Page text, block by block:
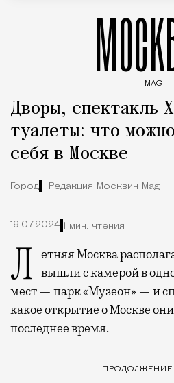
MAG
Дворы, спектакль
туалеты: что
себя в Москве
Город Редакция Москвич Mag
19.07.2024 1 мин. чтения
Летняя Москва располагает к прогулкам. Мы вышли с камерой в
мест — парк «Музеон» — и
какое открытие о Москве
последнее время.